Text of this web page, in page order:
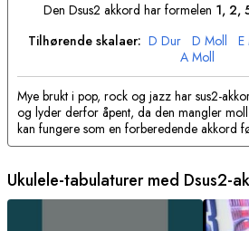
Den Dsus2 akkord har formelen 1, 2,
Tilhørende skalaer: D Dur D Moll E
A Moll
Mye brukt i pop, rock og jazz har sus2-
og lyder derfor åpent, da den mangler
kan fungere som en forberedende akkord
Ukulele-tabulaturer med Dsus2-